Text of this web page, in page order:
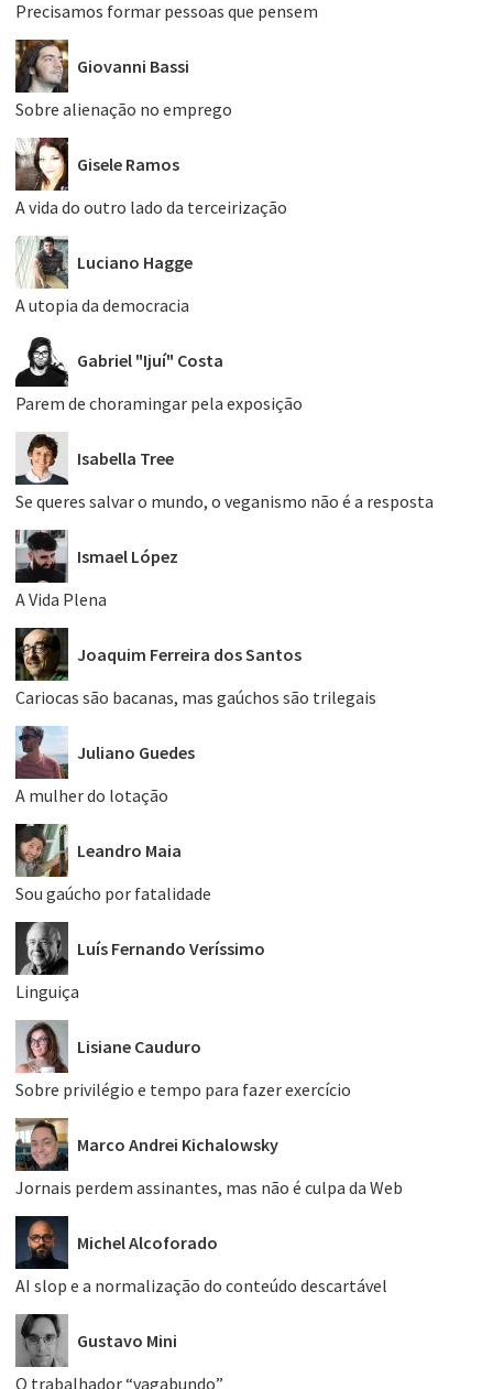
Precisamos formar pessoas que pensem
Giovanni Bassi
Sobre alienação no emprego
Gisele Ramos
A vida do outro lado da terceirização
Luciano Hagge
A utopia da democracia
Gabriel "Ijuí" Costa
Parem de choramingar pela exposição
Isabella Tree
Se queres salvar o mundo, o veganismo não é a resposta
Ismael López
A Vida Plena
Joaquim Ferreira dos Santos
Cariocas são bacanas, mas gaúchos são trilegais
Juliano Guedes
A mulher do lotação
Leandro Maia
Sou gaúcho por fatalidade
Luís Fernando Veríssimo
Linguiça
Lisiane Cauduro
Sobre privilégio e tempo para fazer exercício
Marco Andrei Kichalowsky
Jornais perdem assinantes, mas não é culpa da Web
Michel Alcoforado
AI slop e a normalização do conteúdo descartável
Gustavo Mini
O trabalhador “vagabundo”